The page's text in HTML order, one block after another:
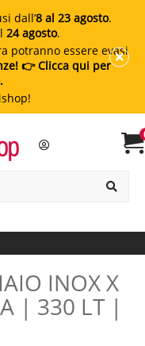
dall’8 al 23 agosto.
24 agosto.
potranno essere evasi
👉 Clicca qui per
| 330 LT |